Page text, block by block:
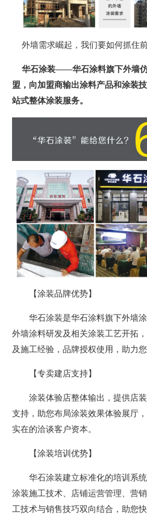
外墙需求崛起，我们要如何抓住
华石涂装——华石涂料旗下外墙仿
盟，向加盟商输出涂料产品和涂装
站式整体涂装服务。
【涂装品牌优势】
华石涂装是华石涂料旗下外墙
外墙涂料研发及相关涂装工艺开拓
及施工经验，品牌授权使用，助力您
【专卖建店支持】
涂装体验店整体输出，提供店
支持，助您布局涂装效果体验展厅
实在的洽谈客户资本。
【涂装培训优势】
华石涂装建立标准化的培训系
涂装施工技术、店铺运营管理、营
工技术与销售技巧双向结合，助您快